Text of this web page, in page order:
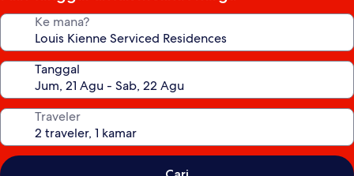
Ke mana?
Tanggal
Traveler